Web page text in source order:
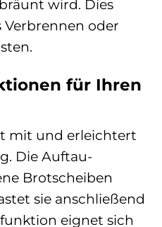
wird. Dies
oder
für Ihren
mit und erleichtert
Die Auftau-
Brotscheiben
sie anschließend
eignet sich